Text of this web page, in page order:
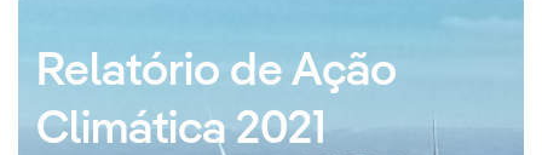
Relatório de Ação
Climática 2021